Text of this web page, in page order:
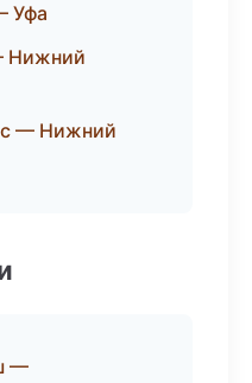
Уфа
Нижний
— Нижний
—